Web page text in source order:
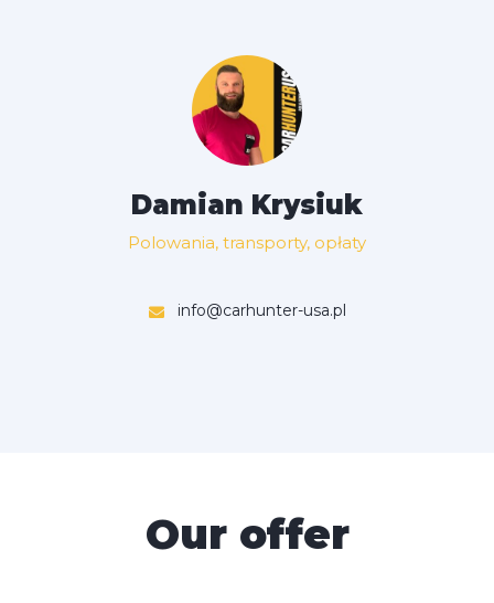
Damian Krysiuk
Polowania, transporty, opłaty
info@carhunter-usa.pl
Our offer